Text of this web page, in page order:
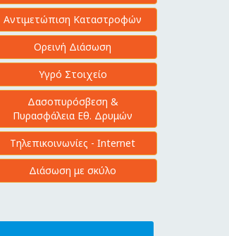
Αντιμετώπιση Καταστροφών
Ορεινή Διάσωση
Υγρό Στοιχείο
Δασοπυρόσβεση &
Πυρασφάλεια Εθ. Δρυμών
Τηλεπικοινωνίες - Internet
Διάσωση με σκύλο